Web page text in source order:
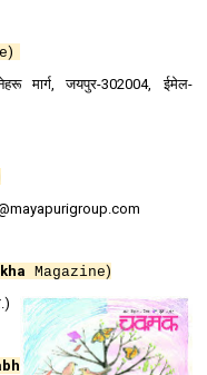
)
मार्ग, जयपुर-302004, ईमेल-
Magazine)